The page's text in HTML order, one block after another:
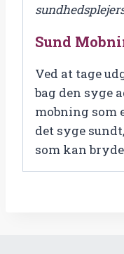
Sund
Ved at tage
bag den syge
mobning som
det syge
som kan